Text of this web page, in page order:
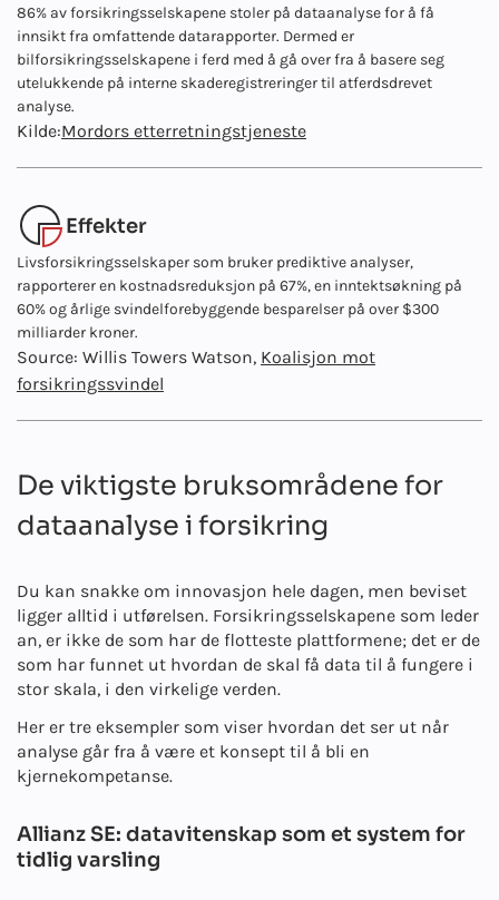
86% av forsikringsselskapene stoler på dataanalyse for å få
innsikt fra omfattende datarapporter. Dermed er
bilforsikringsselskapene i ferd med å gå over fra å basere seg
utelukkende på interne skaderegistreringer til atferdsdrevet
analyse.
Kilde:Mordors etterretningstjeneste
Effekter
Livsforsikringsselskaper som bruker prediktive analyser,
rapporterer en kostnadsreduksjon på 67%, en inntektsøkning på
60% og årlige svindelforebyggende besparelser på over $300
milliarder kroner.
Source: Willis Towers Watson, Koalisjon mot
forsikringssvindel
De viktigste bruksområdene for
dataanalyse i forsikring
Du kan snakke om innovasjon hele dagen, men beviset
ligger alltid i utførelsen. Forsikringsselskapene som leder
an, er ikke de som har de flotteste plattformene; det er de
som har funnet ut hvordan de skal få data til å fungere i
stor skala, i den virkelige verden.
Her er tre eksempler som viser hvordan det ser ut når
analyse går fra å være et konsept til å bli en
kjernekompetanse.
Allianz SE: datavitenskap som et system for
tidlig varsling